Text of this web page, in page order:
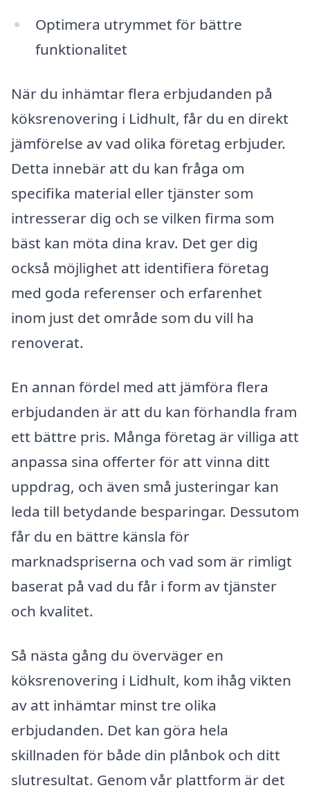
Optimera utrymmet för bättre
funktionalitet
När du inhämtar flera erbjudanden på
köksrenovering i Lidhult, får du en direkt
jämförelse av vad olika företag erbjuder.
Detta innebär att du kan fråga om
specifika material eller tjänster som
intresserar dig och se vilken firma som
bäst kan möta dina krav. Det ger dig
också möjlighet att identifiera företag
med goda referenser och erfarenhet
inom just det område som du vill ha
renoverat.
En annan fördel med att jämföra flera
erbjudanden är att du kan förhandla fram
ett bättre pris. Många företag är villiga att
anpassa sina offerter för att vinna ditt
uppdrag, och även små justeringar kan
leda till betydande besparingar. Dessutom
får du en bättre känsla för
marknadspriserna och vad som är rimligt
baserat på vad du får i form av tjänster
och kvalitet.
Så nästa gång du överväger en
köksrenovering i Lidhult, kom ihåg vikten
av att inhämtar minst tre olika
erbjudanden. Det kan göra hela
skillnaden för både din plånbok och ditt
slutresultat. Genom vår plattform är det